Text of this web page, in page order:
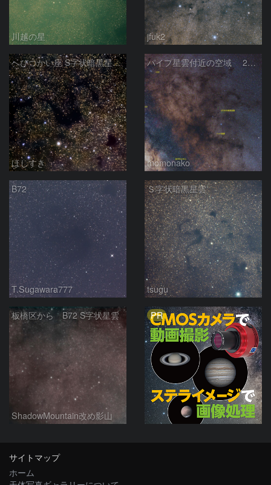
川越の星 jfuk2
へびつかい座 S字状暗黒星雲 バーナード72番
ほしすき
パイプ星雲付近の空域 250430
momonako
B72
T.Sugawara777
Ｓ字状暗黒星雲
tsugu
板橋区から B72 S字状星雲
ShadowMountain改め影山
PR
サイトマップ
ホーム